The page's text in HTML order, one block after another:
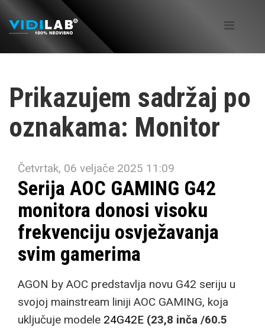
Prikazujem sadržaj po
oznakama: Monitor
Četvrtak, 06 veljače 2025 11:09
Serija AOC GAMING G42
monitora donosi visoku
frekvenciju osvježavanja
svim gamerima
AGON by AOC predstavlja novu G42 seriju u
svojoj mainstream liniji AOC GAMING, koja
uključuje modele 24G42E (23,8 inča /60.5